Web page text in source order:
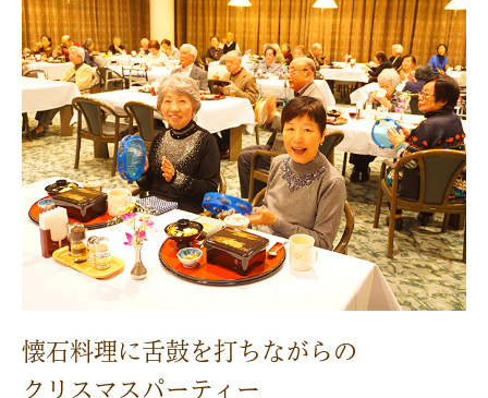
懐石料理に舌鼓を打ちながらの
クリスマスパーティー